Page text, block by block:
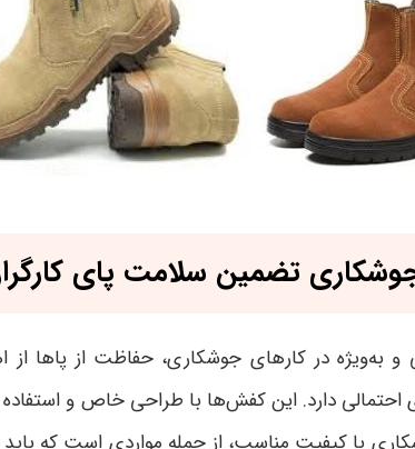
تضمین سلامت پای
در کارهای جوشکاری، حفاظت از پاها از
دارد. این کفش‌ها با طراحی خاص و استفاده
با کیفیت مناسب، از جمله مواردی است که